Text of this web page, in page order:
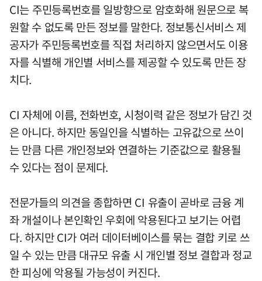
CI는 주민등록번호를 일방향으로 암호화해 원문으로 복
원할 수 없도록 만든 정보를 말한다. 정보통신서비스 제
공자가 주민등록번호를 직접 처리하지 않으면서도 이용
자를 식별해 개인별 서비스를 제공할 수 있도록 만든 장
치다.
CI 자체에 이름, 전화번호, 시청이력 같은 정보가 담긴 것
은 아니다. 하지만 동일인을 식별하는 고유값으로 쓰이
는 만큼 다른 개인정보와 연결하는 기준값으로 활용될
수 있다는 점이 문제다.
전문가들의 의견을 종합하면 CI 유출이 곧바로 금융 계
좌 개설이나 본인확인 우회에 악용된다고 보기는 어렵
다. 하지만 CI가 여러 데이터베이스를 묶는 결합 키로 쓰
일 수 있는 만큼 대규모 유출 시 개인별 정보 결합과 정교
한 피싱에 악용될 가능성이 커진다.